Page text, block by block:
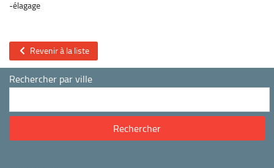
-élagage
Revenir à la liste
Rechercher par ville